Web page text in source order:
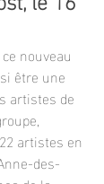
nouveau
être une
artistes de
artistes en
des-